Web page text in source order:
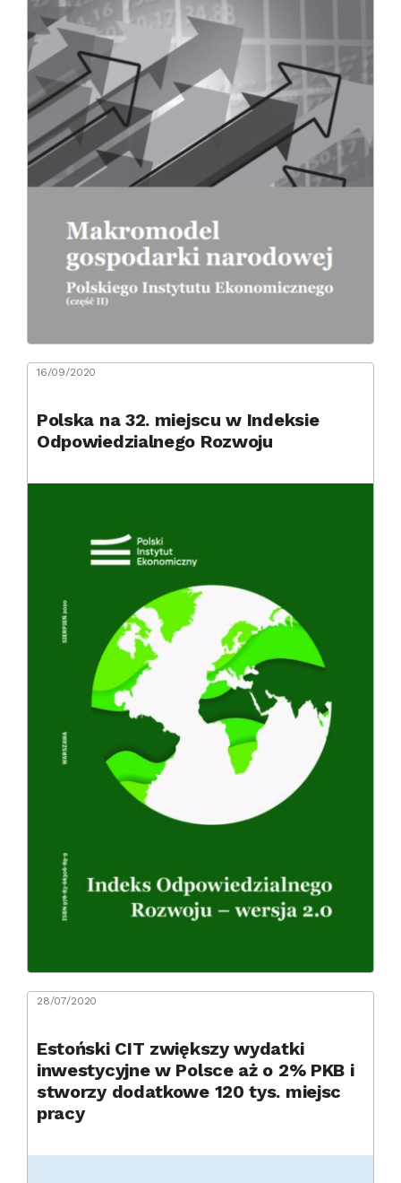
16/09/2020
Polska na 32. miejscu w Indeksie
Odpowiedzialnego Rozwoju
28/07/2020
Estoński CIT zwiększy wydatki
inwestycyjne w Polsce aż o 2% PKB i
stworzy dodatkowe 120 tys. miejsc
pracy